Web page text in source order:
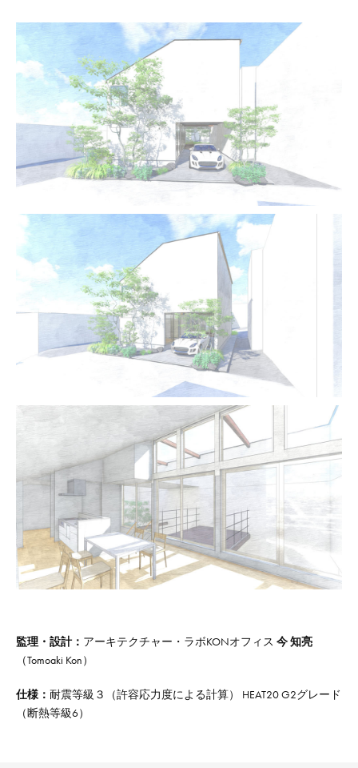
監理・設計： アーキテクチャー・ラボKONオフィス 今 知亮
（Tomoaki Kon）
仕様： 耐震等級３（許容応力度による計算） HEAT20 G2グレード
（断熱等級6）